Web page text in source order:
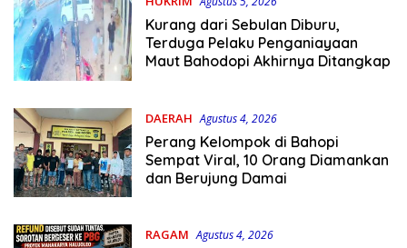
Kurang dari Sebulan Diburu,
Terduga Pelaku Penganiayaan
Maut Bahodopi Akhirnya Ditangkap
DAERAH Agustus 4, 2026
Perang Kelompok di Bahopi
Sempat Viral, 10 Orang Diamankan
dan Berujung Damai
RAGAM Agustus 4, 2026